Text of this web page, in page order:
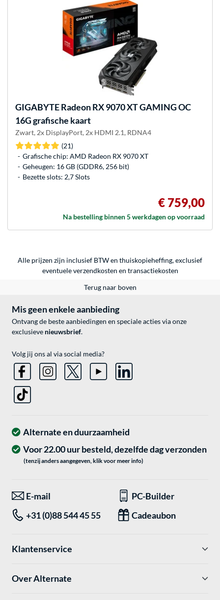
GIGABYTERadeon RX 9070 XT GAMING OC
16G grafische kaart
Zwart, 2x DisplayPort, 2x HDMI 2.1, RDNA4
(21)
Grafische chip: AMD Radeon RX 9070 XT
Geheugen: 16 GB (GDDR6, 256 bit)
Bezette slots: 2,7 Slots
€ 759,00
Na bestelling binnen 5 werkdagen op voorraad
Alle prijzen zijn inclusief BTW en thuiskopieheffing, exclusief
eventueleverzendkosten en transactiekosten
Terug naar boven
Mis geen enkele aanbieding
Ontvang de beste aanbiedingen en speciale acties via onze
exclusieve nieuwsbrief.
Volg jij ons al via social media?
Alternate en duurzaamheid
Voor 22.00 uur besteld, dezelfde dag verzonden
(tenzij anders aangegeven, klik voor meer info)
E-mail
PC-Builder
+31 (0)88 544 45 55
Cadeaubon
Klantenservice
Over Alternate